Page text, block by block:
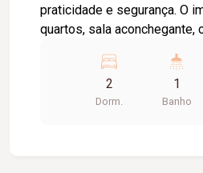
praticidade e segurança. O
quartos, sala aconchegante,
estacionamento. O condomínio oferece uma
excelente estrutura de lazer
portaria 24 horas, piscina,
2
Dorm.
1
Banho